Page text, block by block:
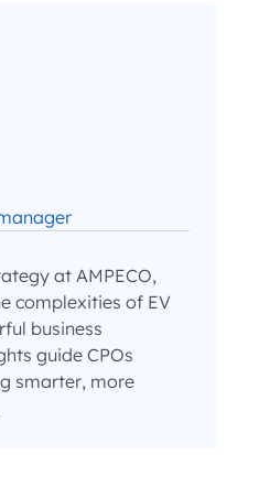
at AMPECO,
complexities of EV
business
guide CPOs
smarter, more